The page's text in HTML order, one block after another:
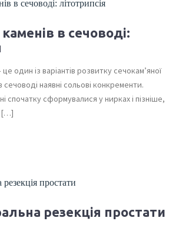
в сечоводі:
один із варіантів розвитку сечокам’яної
наявні сольові конкременти.
спочатку сформувалися у нирках і пізніше,
[…]
резекція простати